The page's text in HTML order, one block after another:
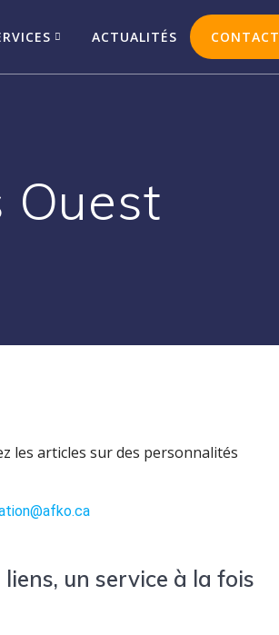
ACTUALITÉS CONTACT
Ouest
les articles sur des personnalités
un service à la fois